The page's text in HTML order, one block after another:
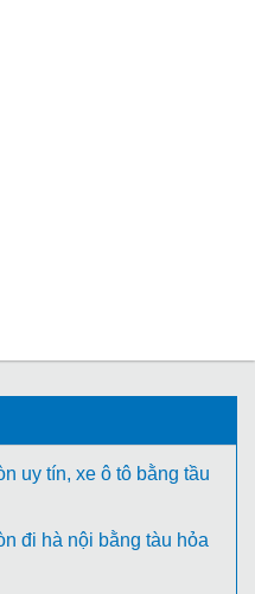
uy tín, xe ô tô bằng tầu
đi hà nội bằng tàu hỏa